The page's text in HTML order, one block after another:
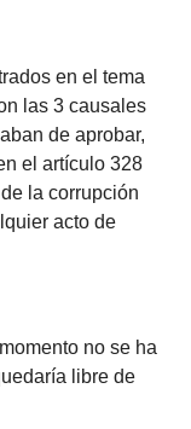
en el tema
las 3 causales
de aprobar,
el artículo 328
la corrupción
acto de
no se ha
libre de